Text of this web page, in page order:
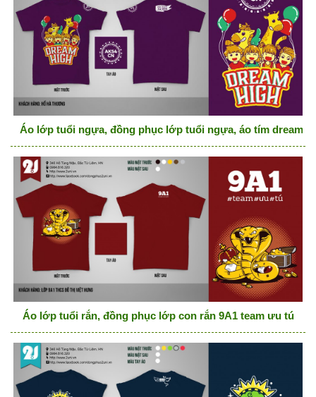
Áo lớp tuổi ngựa, đồng phục lớp tuổi ngựa, áo tím dream
Áo lớp tuổi rắn, đồng phục lớp con rắn 9A1 team ưu tú